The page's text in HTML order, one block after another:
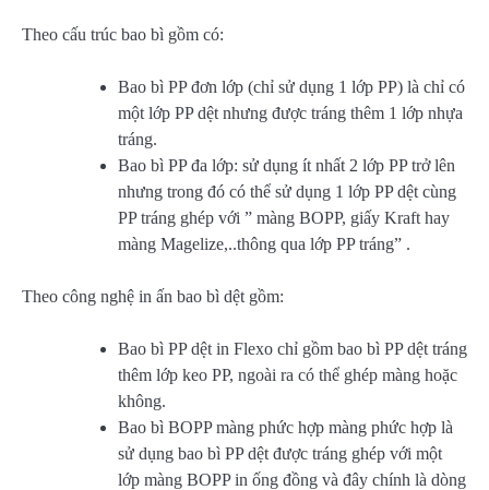
Theo cấu trúc bao bì gồm có:
Bao bì PP đơn lớp (chỉ sử dụng 1 lớp PP) là chỉ có
một lớp PP dệt nhưng được tráng thêm 1 lớp nhựa
tráng.
Bao bì PP đa lớp: sử dụng ít nhất 2 lớp PP trở lên
nhưng trong đó có thể sử dụng 1 lớp PP dệt cùng
PP tráng ghép với ” màng BOPP, giấy Kraft hay
màng Magelize,..thông qua lớp PP tráng” .
Theo công nghệ in ấn bao bì dệt gồm:
Bao bì PP dệt in Flexo chỉ gồm bao bì PP dệt tráng
thêm lớp keo PP, ngoài ra có thể ghép màng hoặc
không.
Bao bì BOPP màng phức hợp màng phức hợp là
sử dụng bao bì PP dệt được tráng ghép với một
lớp màng BOPP in ống đồng và đây chính là dòng